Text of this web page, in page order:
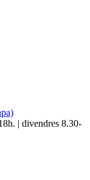
| divendres 8.30-